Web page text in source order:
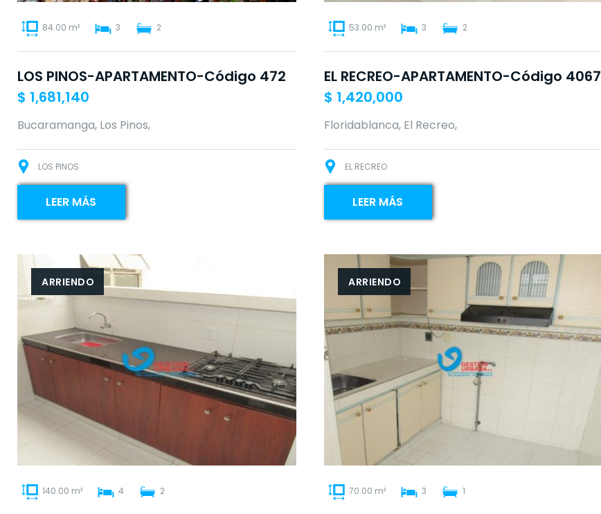
84.00 m² 3 2
LOS PINOS-APARTAMENTO-Código 472
$ 1,681,140
Bucaramanga, Los Pinos,
LOS PINOS
LEER MÁS
53.00 m² 3 2
EL RECREO-APARTAMENTO-Código 4067
$ 1,420,000
Floridablanca, El Recreo,
EL RECREO
LEER MÁS
ARRIENDO
140.00 m² 4 2
ARRIENDO
70.00 m² 3 1